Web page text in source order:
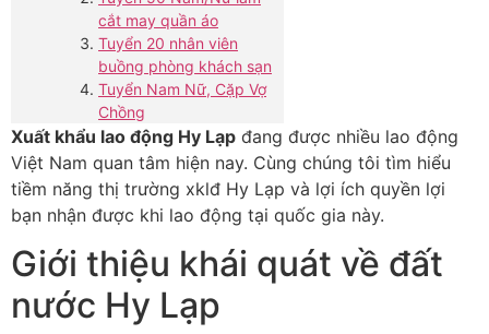
cắt may quần áo
Tuyển 20 nhân viên
buồng phòng khách sạn
Tuyển Nam Nữ, Cặp Vợ
Chồng
Xuất khẩu lao động Hy Lạp đang được nhiều lao động
Việt Nam quan tâm hiện nay. Cùng chúng tôi tìm hiểu
tiềm năng thị trường xklđ Hy Lạp và lợi ích quyền lợi
bạn nhận được khi lao động tại quốc gia này.
Giới thiệu khái quát về đất
nước Hy Lạp